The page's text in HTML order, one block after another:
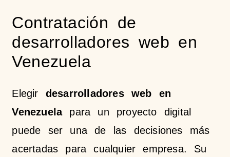
Contratación de
desarrolladores web en
Venezuela
Elegir desarrolladores web en
Venezuelapara un proyecto digital
puede ser una de las decisiones más
acertadas para cualquier empresa. Su